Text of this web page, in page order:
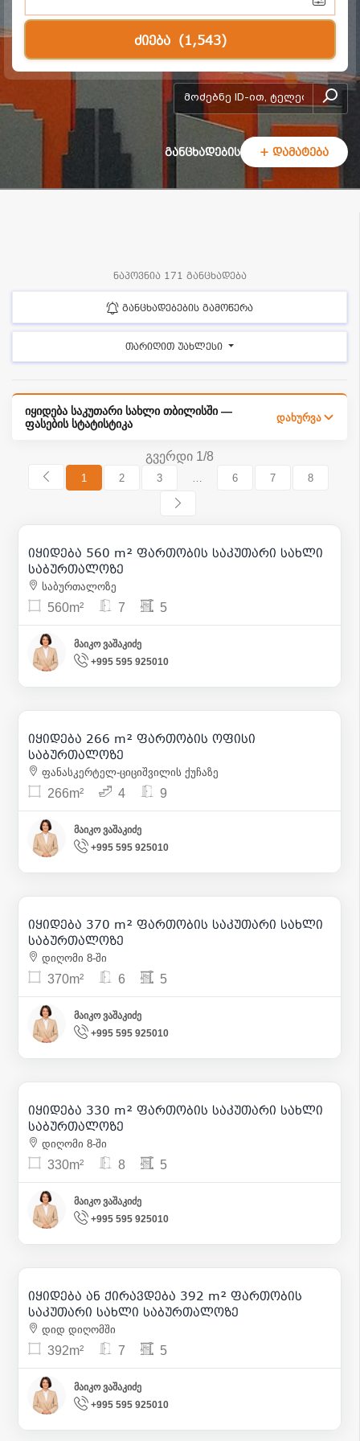
ძიება (1,543)
add-form
განცხადების + დამატება
ნაპოვნია 171 განცხადება
განცხადებების გამოწერა
თარიღით უახლესი
იყიდება საკუთარი სახლი თბილისში —
ფასების სტატისტიკა
დახურვა
გვერდი 1/8
1 2 3 6 7 8
49
600 000 | m² 1 071
იყიდება 560 m² ფართობის საკუთარი სახლი
საბურთალოზე
საბურთალოზე
560m² 7 5
მაიკო ვაშაკიძე
+995 595 925010
35
330 000 | m² 1 241
იყიდება 266 m² ფართობის ოფისი
საბურთალოზე
ფანასკერტელ-ციციშვილის ქუჩაზე
266m² 4 9
მაიკო ვაშაკიძე
+995 595 925010
32
1 400 000 | m² 3 784
იყიდება 370 m² ფართობის საკუთარი სახლი
საბურთალოზე
დიღომი 8-ში
370m² 6 5
მაიკო ვაშაკიძე
+995 595 925010
39
620 000 | m² 1 879
იყიდება 330 m² ფართობის საკუთარი სახლი
საბურთალოზე
დიღომი 8-ში
330m² 8 5
მაიკო ვაშაკიძე
+995 595 925010
48
475 000 | m² 1 212
3 000
იყიდება ან ქირავდება 392 m² ფართობის
საკუთარი სახლი საბურთალოზე
დიდ დიღომში
392m² 7 5
მაიკო ვაშაკიძე
+995 595 925010